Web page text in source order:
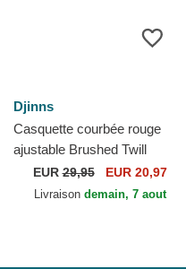
Djinns
Casquette courbée rouge
ajustable Brushed Twill
TrueFit 2.0 Djinns
EUR29,95 EUR 20,97
Livraison demain, 7 aout